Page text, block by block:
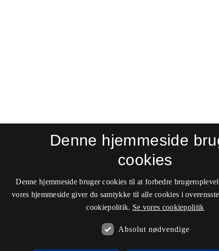
Denne hjemmeside
cookies
Denne hjemmeside bruger cookies til at forbedre
vores hjemmeside giver du samtykke til alle cookies i
cookiepolitik. Se vores cookiepolitik
Absolut nødvendige